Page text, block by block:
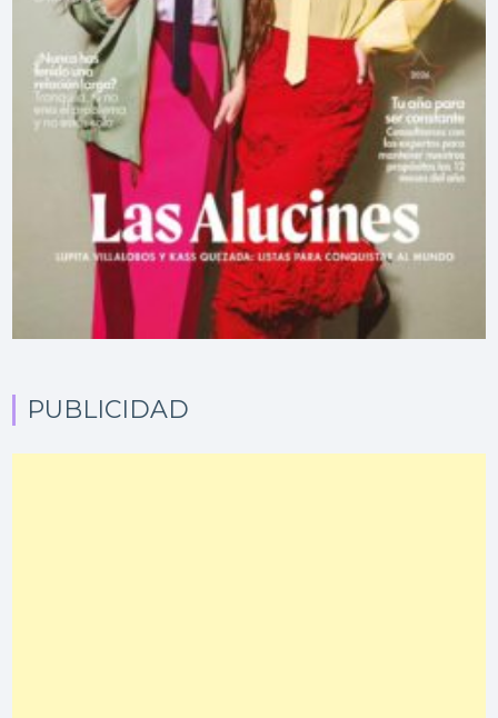
PUBLICIDAD